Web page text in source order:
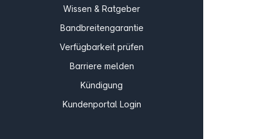
Wissen & Ratgeber
Bandbreitengarantie
Verfügbarkeit prüfen
Barriere melden
Kündigung
Kundenportal Login